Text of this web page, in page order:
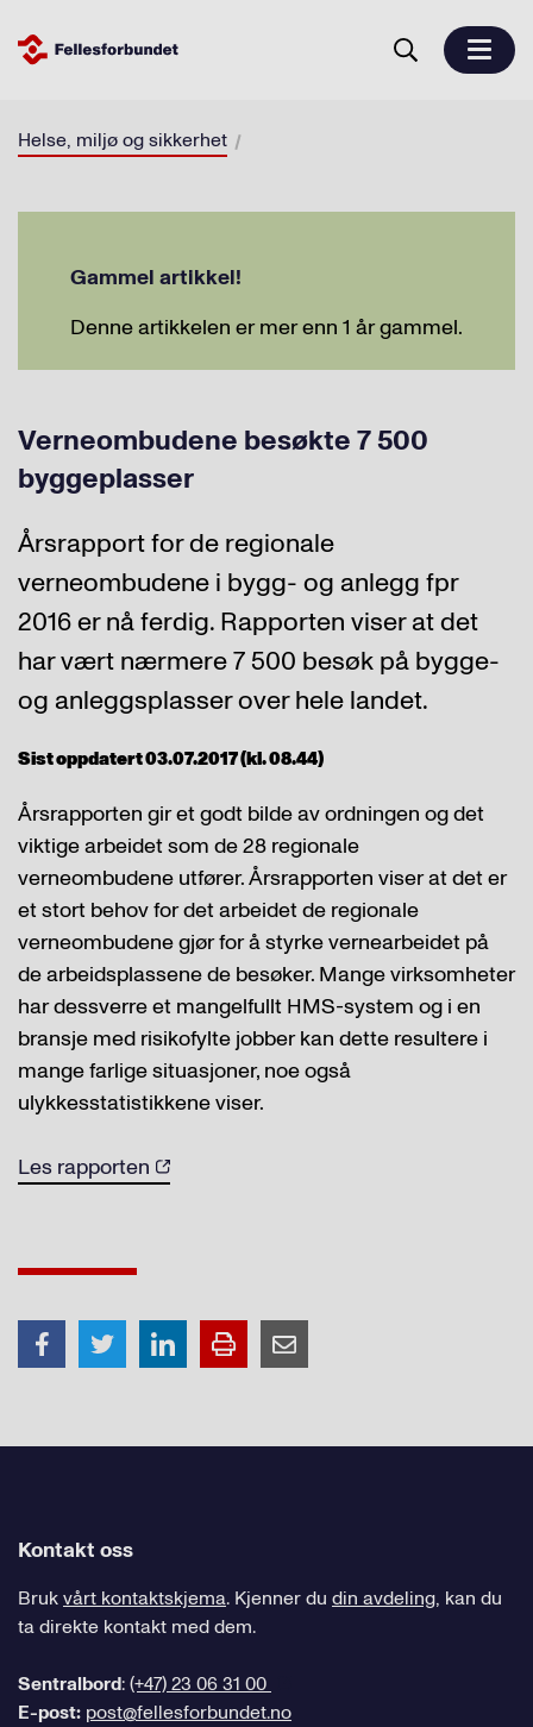
Helse, miljø og sikkerhet
Gammel artikkel!
Denne artikkelen er mer enn 1 år gammel.
Verneombudene besøkte 7 500
byggeplasser
Årsrapport for de regionale
verneombudene i bygg- og anlegg fpr
2016 er nå ferdig. Rapporten viser at det
har vært nærmere 7 500 besøk på bygge-
og anleggsplasser over hele landet.
Sist oppdatert 03.07.2017 (kl. 08.44)
Årsrapporten gir et godt bilde av ordningen og det
viktige arbeidet som de 28 regionale
verneombudene utfører. Årsrapporten viser at det er
et stort behov for det arbeidet de regionale
verneombudene gjør for å styrke vernearbeidet på
de arbeidsplassene de besøker. Mange virksomheter
har dessverre et mangelfullt HMS-system og i en
bransje med risikofylte jobber kan dette resultere i
mange farlige situasjoner, noe også
ulykkesstatistikkene viser.
Les rapporten
Kontakt oss
Brukvårt kontaktskjema. Kjenner du din avdeling, kan du
ta direkte kontakt med dem.
Sentralbord:(+47) 23 06 31 00
E-post: post@fellesforbundet.no